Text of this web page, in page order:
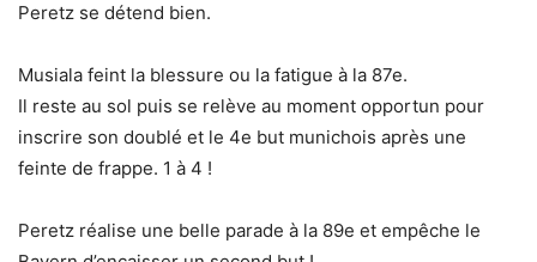
Peretz se détend bien.
Musiala feint la blessure ou la fatigue à la 87e.
Il reste au sol puis se relève au moment opportun pour
inscrire son doublé et le 4e but munichois après une
feinte de frappe. 1 à 4 !
Peretz réalise une belle parade à la 89e et empêche le